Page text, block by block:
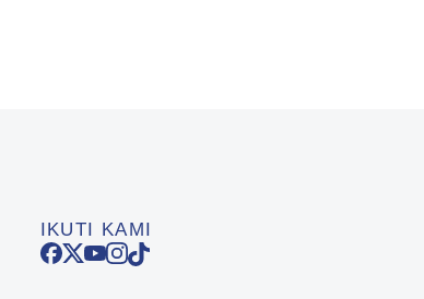
IKUTI KAMI